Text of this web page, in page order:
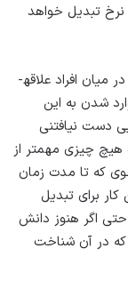
تبدیل خواهد
در آخر یادآور می­شوم وجود این سه تفکر اشتباه در میان افراد علاقه­
شدن به این
دست نیافتنی
هیچ چیزی مهم­تر از
که تا مدت­ زمان
برای تبدیل
اگر هنوز دانش
که در آن شناخت